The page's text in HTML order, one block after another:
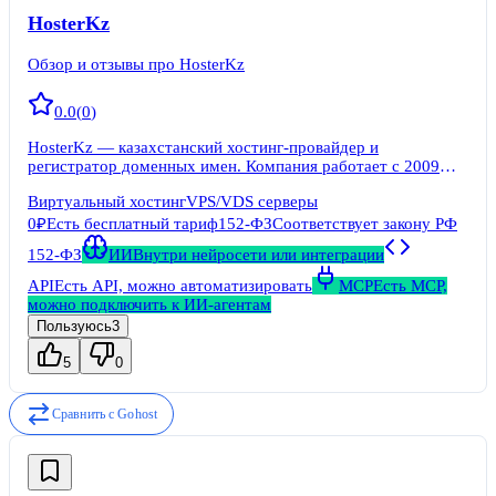
HosterKz
Обзор и отзывы про HosterKz
0.0(0)
HosterKz — казахстанский хостинг-провайдер и
регистратор доменных имен. Компания работает с 2009
расположен в Алматы. Бренд ориентирован на частных лиц,
малый и средний бизнес, веб-студии, государственные
организации Казахстана.
Виртуальный хостингVPS/VDS серверы
0₽Есть бесплатный тариф152-ФЗСоответствует закону РФ
152-ФЗ
ИИВнутри нейросети или интеграции
APIЕсть API, можно автоматизировать MCPЕсть MCP,
можно подключить к ИИ-агентам
Пользуюсь3
5 0
Сравнить сGohost